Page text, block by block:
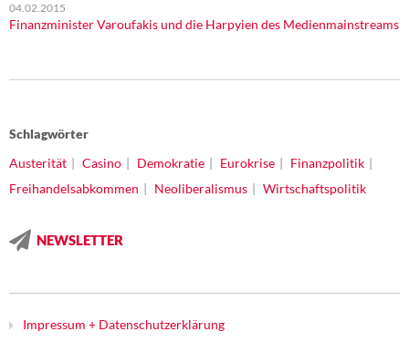
04.02.2015
Finanzminister Varoufakis und die Harpyien des Medienmainstreams
Schlagwörter
Austerität
Casino Demokratie Eurokrise
Finanzpolitik
Freihandelsabkommen
Neoliberalismus Wirtschaftspolitik
NEWSLETTER
Impressum + Datenschutzerklärung